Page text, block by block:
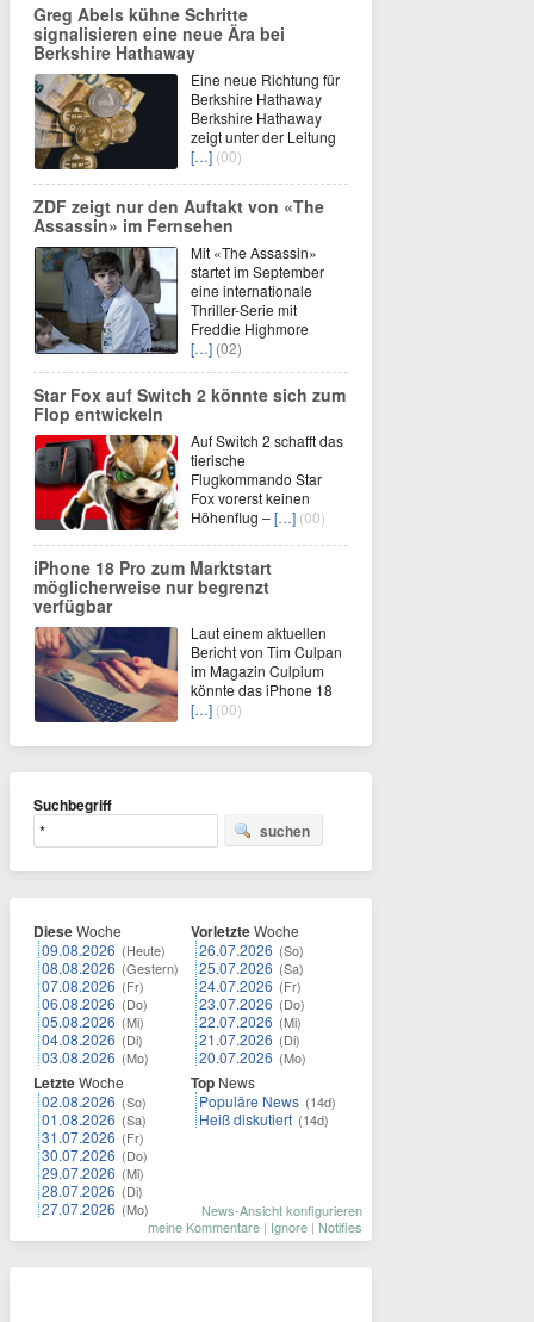
Greg Abels kühne Schritte
signalisieren eine neue Ära bei
Berkshire Hathaway
Eine neue Richtung für
Berkshire Hathaway
Berkshire Hathaway
zeigt unter der Leitung
[…] (00)
ZDF zeigt nur den Auftakt von «The
Assassin» im Fernsehen
Mit «The Assassin»
startet im September
eine internationale
Thriller-Serie mit
Freddie Highmore
[…] (02)
Star Fox auf Switch 2 könnte sich zum
Flop entwickeln
Auf Switch 2 schafft das
tierische
Flugkommando Star
Fox vorerst keinen
Höhenflug –[…] (00)
iPhone 18 Pro zum Marktstart
möglicherweise nur begrenzt
verfügbar
Laut einem aktuellen
Bericht von Tim Culpan
im Magazin Culpium
könnte das iPhone 18
[…] (00)
Suchbegriff
suchen
DieseWoche
09.08.2026 (Heute)
08.08.2026 (Gestern)
07.08.2026 (Fr)
06.08.2026 (Do)
05.08.2026 (Mi)
04.08.2026 (Di)
03.08.2026 (Mo)
LetzteWoche
02.08.2026 (So)
01.08.2026 (Sa)
31.07.2026 (Fr)
30.07.2026 (Do)
29.07.2026 (Mi)
28.07.2026 (Di)
27.07.2026 (Mo)
VorletzteWoche
26.07.2026 (So)
25.07.2026 (Sa)
24.07.2026 (Fr)
23.07.2026 (Do)
22.07.2026 (Mi)
21.07.2026 (Di)
20.07.2026 (Mo)
Top News
Populäre News (14d)
Heiß diskutiert (14d)
News-Ansicht konfigurieren
meine Kommentare | Ignore | Notifies